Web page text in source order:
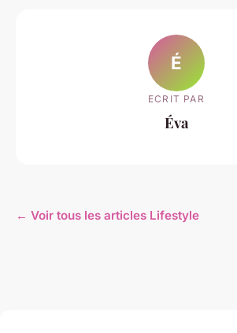
É
ECRIT PAR
Éva
← Voir tous les articles Lifestyle